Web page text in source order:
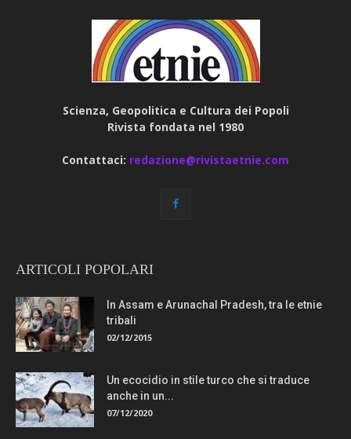
Scienza, Geopolitica e Cultura dei Popoli
Rivista fondata nel 1980
Contattaci: redazione@rivistaetnie.com
ARTICOLI POPOLARI
In Assam e Arunachal Pradesh, tra le etnie
tribali
02/12/2015
Un ecocidio in stile turco che si traduce
anche in un...
07/12/2020